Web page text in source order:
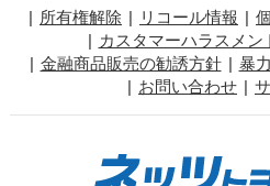
所有権解除 リコール情報
カスタマーハラスメ
金融商品販売の勧誘方針
暴
お問い合わせ